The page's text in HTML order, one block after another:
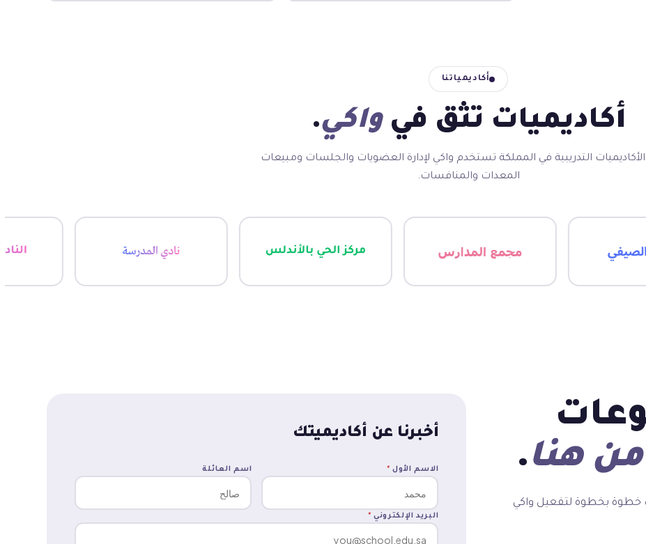
أكاديمياتنا
أكاديميات تثق في واكي.
التدريبية في المملكة تستخدم واكي لإدارة العضويات والجلسات ومبيعات
المعدات والمنافسات.
من هنا.
خطوة بخطوة لتفعيل واكي
أخبرنا عن أكاديميتك
الاسم الأول * اسم العائلة
البريد الإلكتروني *